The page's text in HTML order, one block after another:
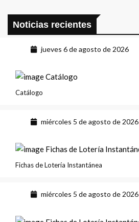
Noticias recientes
jueves 6 de agosto de 2026
Catálogo
miércoles 5 de agosto de 2026
Fichas de Lotería Instantánea
miércoles 5 de agosto de 2026